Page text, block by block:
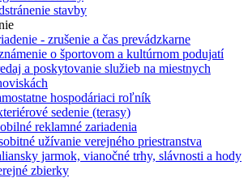
stavby
- zrušenie a čas prevádzkarne
o športovom a kultúrnom podujatí
a poskytovanie služieb na miestnych
hospodáriaci roľník
sedenie (terasy)
reklamné zariadenia
užívanie verejného priestranstva
jarmok, vianočné trhy, slávnosti a hody
zbierky